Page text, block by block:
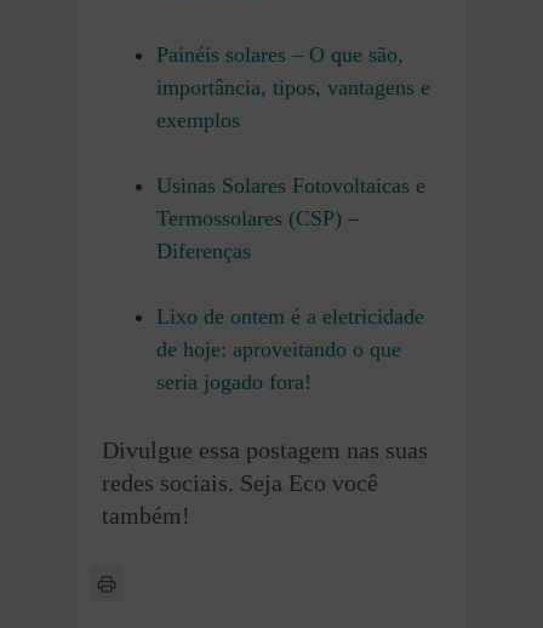
Painéis solares – O que são,
importância, tipos, vantagens e
exemplos
Usinas Solares Fotovoltaicas e
Termossolares (CSP) –
Diferenças
Lixo de ontem é a eletricidade
de hoje: aproveitando o que
seria jogado fora!
Divulgue essa postagem nas suas
redes sociais. Seja Eco você
também!